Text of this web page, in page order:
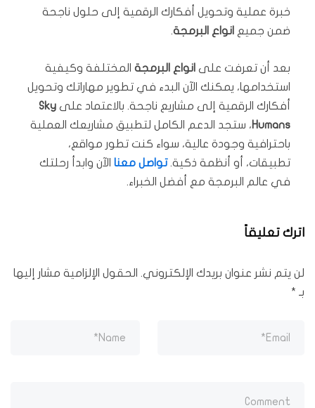
خبرة عملية وتحويل أفكارك الرقمية إلى حلول ناجحة
ضمن جميع انواع البرمجة.
بعد أن تعرفت على انواع البرمجة المختلفة وكيفية
استخدامها، يمكنك الآن البدء في تطوير مهاراتك وتحويل
أفكارك الرقمية إلى مشاريع ناجحة. بالاعتماد على Sky
Humans، ستجد الدعم الكامل لتطبيق مشاريعك العملية
باحترافية وجودة عالية، سواء كنت تطور مواقع،
تطبيقات، أو أنظمة ذكية. تواصل معنا الآن وابدأ رحلتك
في عالم البرمجة مع أفضل الخبراء.
اترك تعليقاً
لن يتم نشر عنوان بريدك الإلكتروني.
الحقول الإلزامية مشار إليها
بـ *